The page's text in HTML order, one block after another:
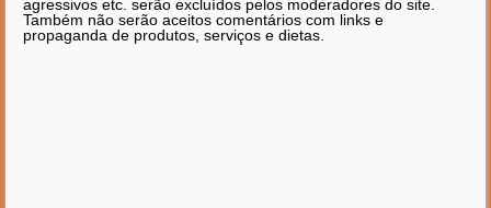
agressivos etc. serão excluídos pelos moderadores do site.
Também não serão aceitos comentários com links e
propaganda de produtos, serviços e dietas.